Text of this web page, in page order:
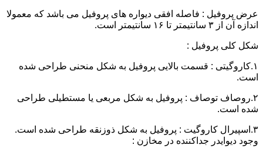
عرض پروفیل : فاصله افقی دیواره های پروفیل می باشد که معمولا
اندازه آن از ۳ سانتیمتر تا ۱۶ سانتیمتر است.
شکل کلی پروفیل :
۱.کاروگیتی : قسمت بالایی پروفیل به شکل منحنی طراحی شده
است.
۲.روصاف توصاف : پروفیل به شکل مربعی یا مستطیلی طراحی
شده است.
۳.اسپیرال کاروگیت : پروفیل به شکل ذوزنقه طراحی شده است.
وجود دیوایدر جداکننده در مخازن :